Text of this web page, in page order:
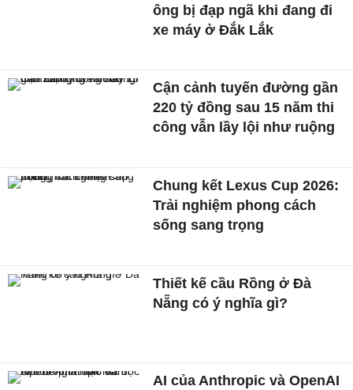
ông bị đạp ngã khi đang đi
xe máy ở Đắk Lắk
Cận cảnh tuyến đường gần
220 tỷ đồng sau 15 năm thi
công vẫn lầy lội như ruộng
Chung kết Lexus Cup 2026:
Trải nghiệm phong cách
sống sang trọng
Thiết kế cầu Rồng ở Đà
Nẵng có ý nghĩa gì?
AI của Anthropic và OpenAI